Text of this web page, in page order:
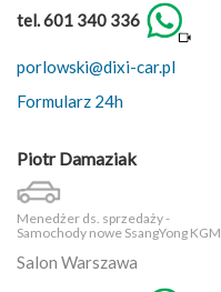
tel. 601 340 336
porlowski@dixi-car.pl
Formularz 24h
Piotr Damaziak
Menedżer ds. sprzedaży -
Samochody nowe SsangYong KGM
Salon Warszawa